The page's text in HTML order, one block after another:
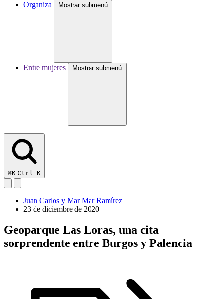
Organiza Mostrar submenú
Entre mujeres Mostrar submenú
⌘K Ctrl K
Juan Carlos y Mar Mar Ramírez
23 de diciembre de 2020
Geoparque Las Loras, una cita
sorprendente entre Burgos y Palencia